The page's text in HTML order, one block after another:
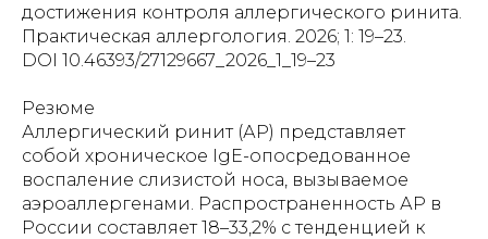
достижения контроля аллергического ринита.
Практическая аллергология. 2026; 1: 19–23.
DOI 10.46393/27129667_2026_1_19–23
Резюме
Аллергический ринит (АР) представляет
собой хроническое IgE-опосредованное
воспаление слизистой носа, вызываемое
аэроаллергенами. Распространенность АР в
России составляет 18–33,2% с тенденцией к